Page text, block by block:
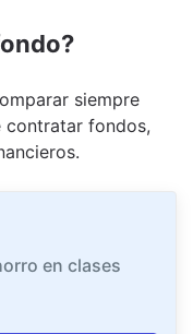
siempre
contratar fondos,
en clases